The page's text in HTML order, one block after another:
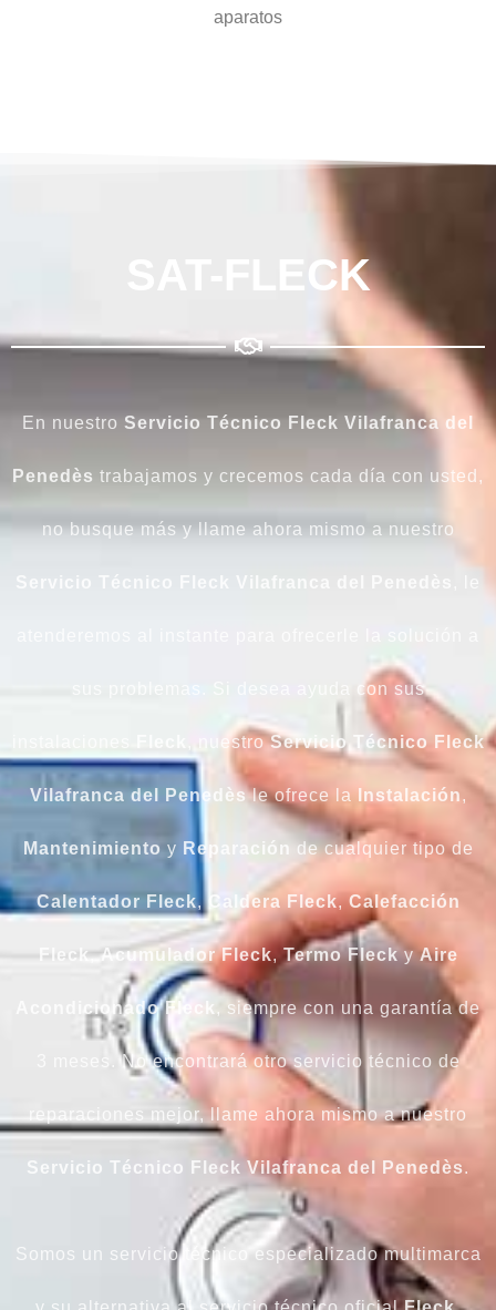
aparatos
SAT-FLECK
En nuestro Servicio Técnico Fleck Vilafranca del
Penedès trabajamos y crecemos cada día con usted,
no busque más y llame ahora mismo a nuestro
Servicio Técnico Fleck Vilafranca del Penedès
sus problemas. Si desea ayuda con sus
, nuestroServicio Técnico Fleck
Vilafranca del Penedèsle ofrece la Instalación,
Mantenimiento y Reparación de cualquier tipo de
Calentador Fleck, Caldera Fleck, Calefacción
Fleck,Acumulador Fleck,Termo FleckyAire
Acondicionado Fleck , siempre con una garantía de
3 meses. No encontrará otro servicio técnico de
reparaciones mejor, llame ahora mismo a nuestro
Servicio Técnico Fleck Vilafranca del Penedès.
Somos un servicio técnico especializado multimarca